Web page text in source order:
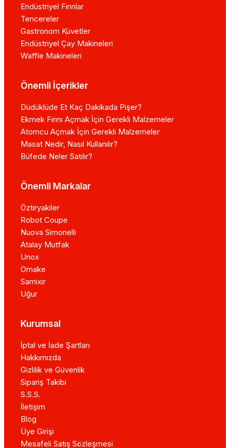
Endüstriyel Fırınlar
Tencereler
Gastronom Küvetler
Endüstriyel Çay Makineleri
Waffle Makineleri
Önemli İçerikler
Düdüklüde Et Kaç Dakikada Pişer?
Ekmek Fırını Açmak İçin Gerekli Malzemeler
Atomcu Açmak İçin Gerekli Malzemeler
Masat Nedir, Nasıl Kullanılır?
Büfede Neler Satılır?
Önemli Markalar
Öztiryakiler
Robot Coupe
Nuova Simonelli
Atalay Mutfak
Unox
Omake
Samixir
Uğur
Kurumsal
İptal ve İade Şartları
Hakkımızda
Gizlilik ve Güvenlik
Sipariş Takibi
S.S.S.
İletişim
Blog
Üye Girişi
Mesafeli Satış Sözleşmesi